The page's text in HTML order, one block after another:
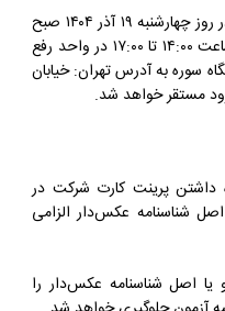
نماینده سازمان سنجش آموزش کشور در روز چهارشنبه ۱۹ آذر ۱۴۰۴ صبح
از ساعت ۸:۳۰ تا ۱۲:۰۰ و بعدازظهر از ساعت ۱۴:۰۰ تا ۱۷:۰۰ در واحد رفع
سوره به آدرس تهران: خیابان
مستقر خواهد شد.
داشتن پرینت کارت شرکت در
شناسنامه عکس‌دار الزامی
اصل شناسنامه عکس‌دار را